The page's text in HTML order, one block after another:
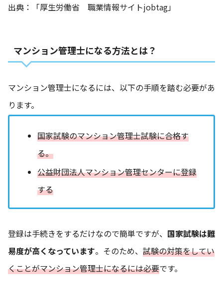
出典：「厚生労働省 職業情報サイトjobtag」
マンション管理士になる方法とは？
マンション管理士になるには、以下の手順を踏む必要があ
ります。
国家試験のマンション管理士試験に合格す
る。
公益財団法人マンション管理センターに登録
する
登録は手続きをするだけなので簡単ですが、 国家試験は難
易度が高くなっています。そのため、 試験の対策をしてい
くことがマンション管理士になるには必要です。